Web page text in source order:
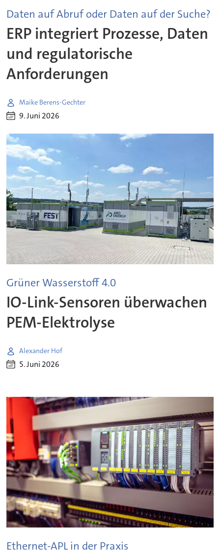
Daten auf Abruf oder Daten auf der Suche?
ERP integriert Prozesse, Daten
und regulatorische
Anforderungen
Maike Berens-Gechter
9. Juni 2026
Grüner Wasserstoff 4.0
IO-Link-Sensoren überwachen
PEM-Elektrolyse
Alexander Hof
5. Juni 2026
Ethernet-APL in der Praxis